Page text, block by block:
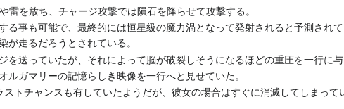
雷を放ち、チャージ攻撃では隕石を降らせて攻撃する。
る事も可能で、最終的には恒星級の魔力渦となって発射されると予測され
が走るだろうとされている。
を送っていたが、それによって脳が破裂しそうになるほどの重圧を一行に
ルガマリーの記憶らしき映像を一行へと見せていた。
トチャンスも有していたようだが、彼女の場合はすぐに消滅してしまって